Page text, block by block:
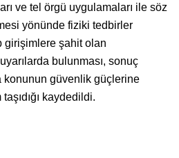
ve tel örgü uygulamaları ile söz
yönünde fiziki tedbirler
girişimlere şahit olan
bulunması, sonuç
konunun güvenlik güçlerine
kaydedildi.